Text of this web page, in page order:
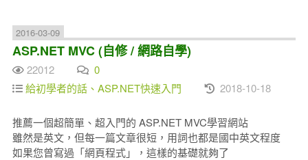
2016-03-09
ASP.NET MVC (自修 / 網路自學)
22012
0
給初學者的話、ASP.NET快速入門
2018-10-18
推薦一個超簡單、超入門的 ASP.NET MVC學習網站
雖然是英文，但每一篇文章很短，用詞也都是國中英文程度
如果您曾寫過「網頁程式」，這樣的基礎就夠了